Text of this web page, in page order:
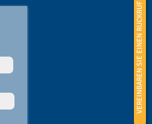
VEREINBAREN SIE EINEN RUCKRUF